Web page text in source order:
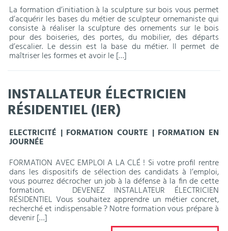
La formation d’initiation à la sculpture sur bois vous permet
d’acquérir les bases du métier de sculpteur ornemaniste qui
consiste à réaliser la sculpture des ornements sur le bois
pour des boiseries, des portes, du mobilier, des départs
d’escalier. Le dessin est la base du métier. Il permet de
maîtriser les formes et avoir le […]
INSTALLATEUR ÉLECTRICIEN
RÉSIDENTIEL (IER)
ELECTRICITÉ | FORMATION COURTE | FORMATION EN
JOURNÉE
FORMATION AVEC EMPLOI A LA CLÉ ! Si votre profil rentre
dans les dispositifs de sélection des candidats à l’emploi,
vous pourrez décrocher un job à la défense à la fin de cette
formation. DEVENEZ INSTALLATEUR ÉLECTRICIEN
RÉSIDENTIEL Vous souhaitez apprendre un métier concret,
recherché et indispensable ? Notre formation vous prépare à
devenir […]